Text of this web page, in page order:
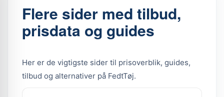
Flere sider med tilbud,
prisdata og guides
Her er de vigtigste sider til prisoverblik, guides,
tilbud og alternativer på FedtTøj.